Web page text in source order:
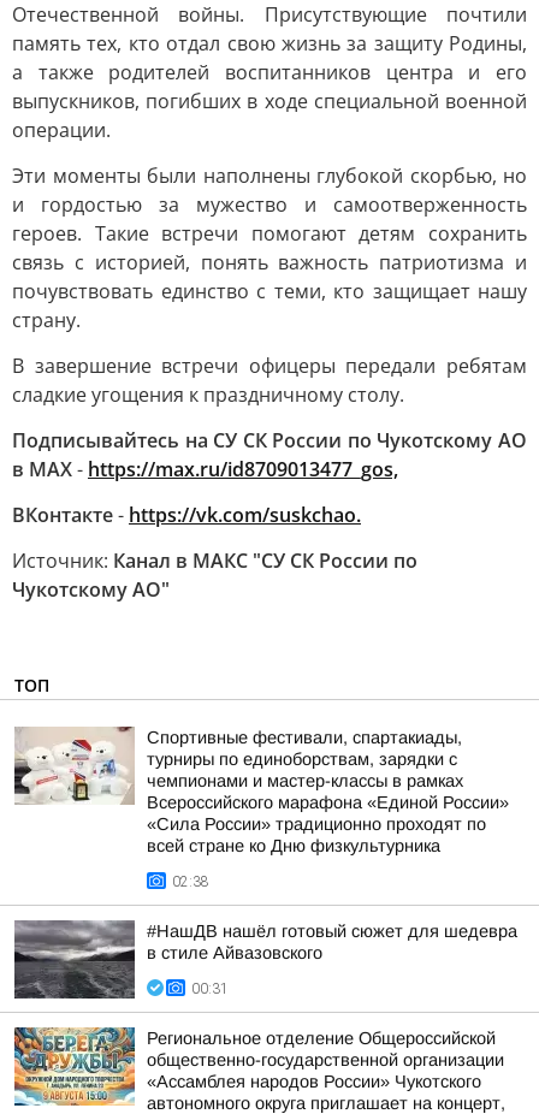
Отечественной войны. Присутствующие почтили
память тех, кто отдал свою жизнь за защиту Родины,
а также родителей воспитанников центра и его
выпускников, погибших в ходе специальной военной
операции.
Эти моменты были наполнены глубокой скорбью, но
и гордостью за мужество и самоотверженность
героев. Такие встречи помогают детям сохранить
связь с историей, понять важность патриотизма и
почувствовать единство с теми, кто защищает нашу
страну.
В завершение встречи офицеры передали ребятам
сладкие угощения к праздничному столу.
Подписывайтесь на СУ СК России по Чукотскому АО
в МАХ- https://max.ru/id8709013477_gos,
ВКонтакте- https://vk.com/suskchao.
Источник: Канал в МАКС "СУ СК России по
Чукотскому АО"
ТОП
Спортивные фестивали, спартакиады,
турниры по единоборствам, зарядки с
чемпионами и мастер-классы в рамках
Всероссийского марафона «Единой России»
«Сила России» традиционно проходят по
всей стране ко Дню физкультурника
02:38
#НашДВ нашёл готовый сюжет для шедевра
в стиле Айвазовского
00:31
Региональное отделение Общероссийской
общественно-государственной организации
«Ассамблея народов России» Чукотского
автономного округа приглашает на концерт,